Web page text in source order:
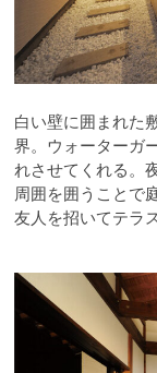
白い壁に囲まれた
界。ウォーターガ
れさせてくれる。
周囲を囲うことで
友人を招いてテラ